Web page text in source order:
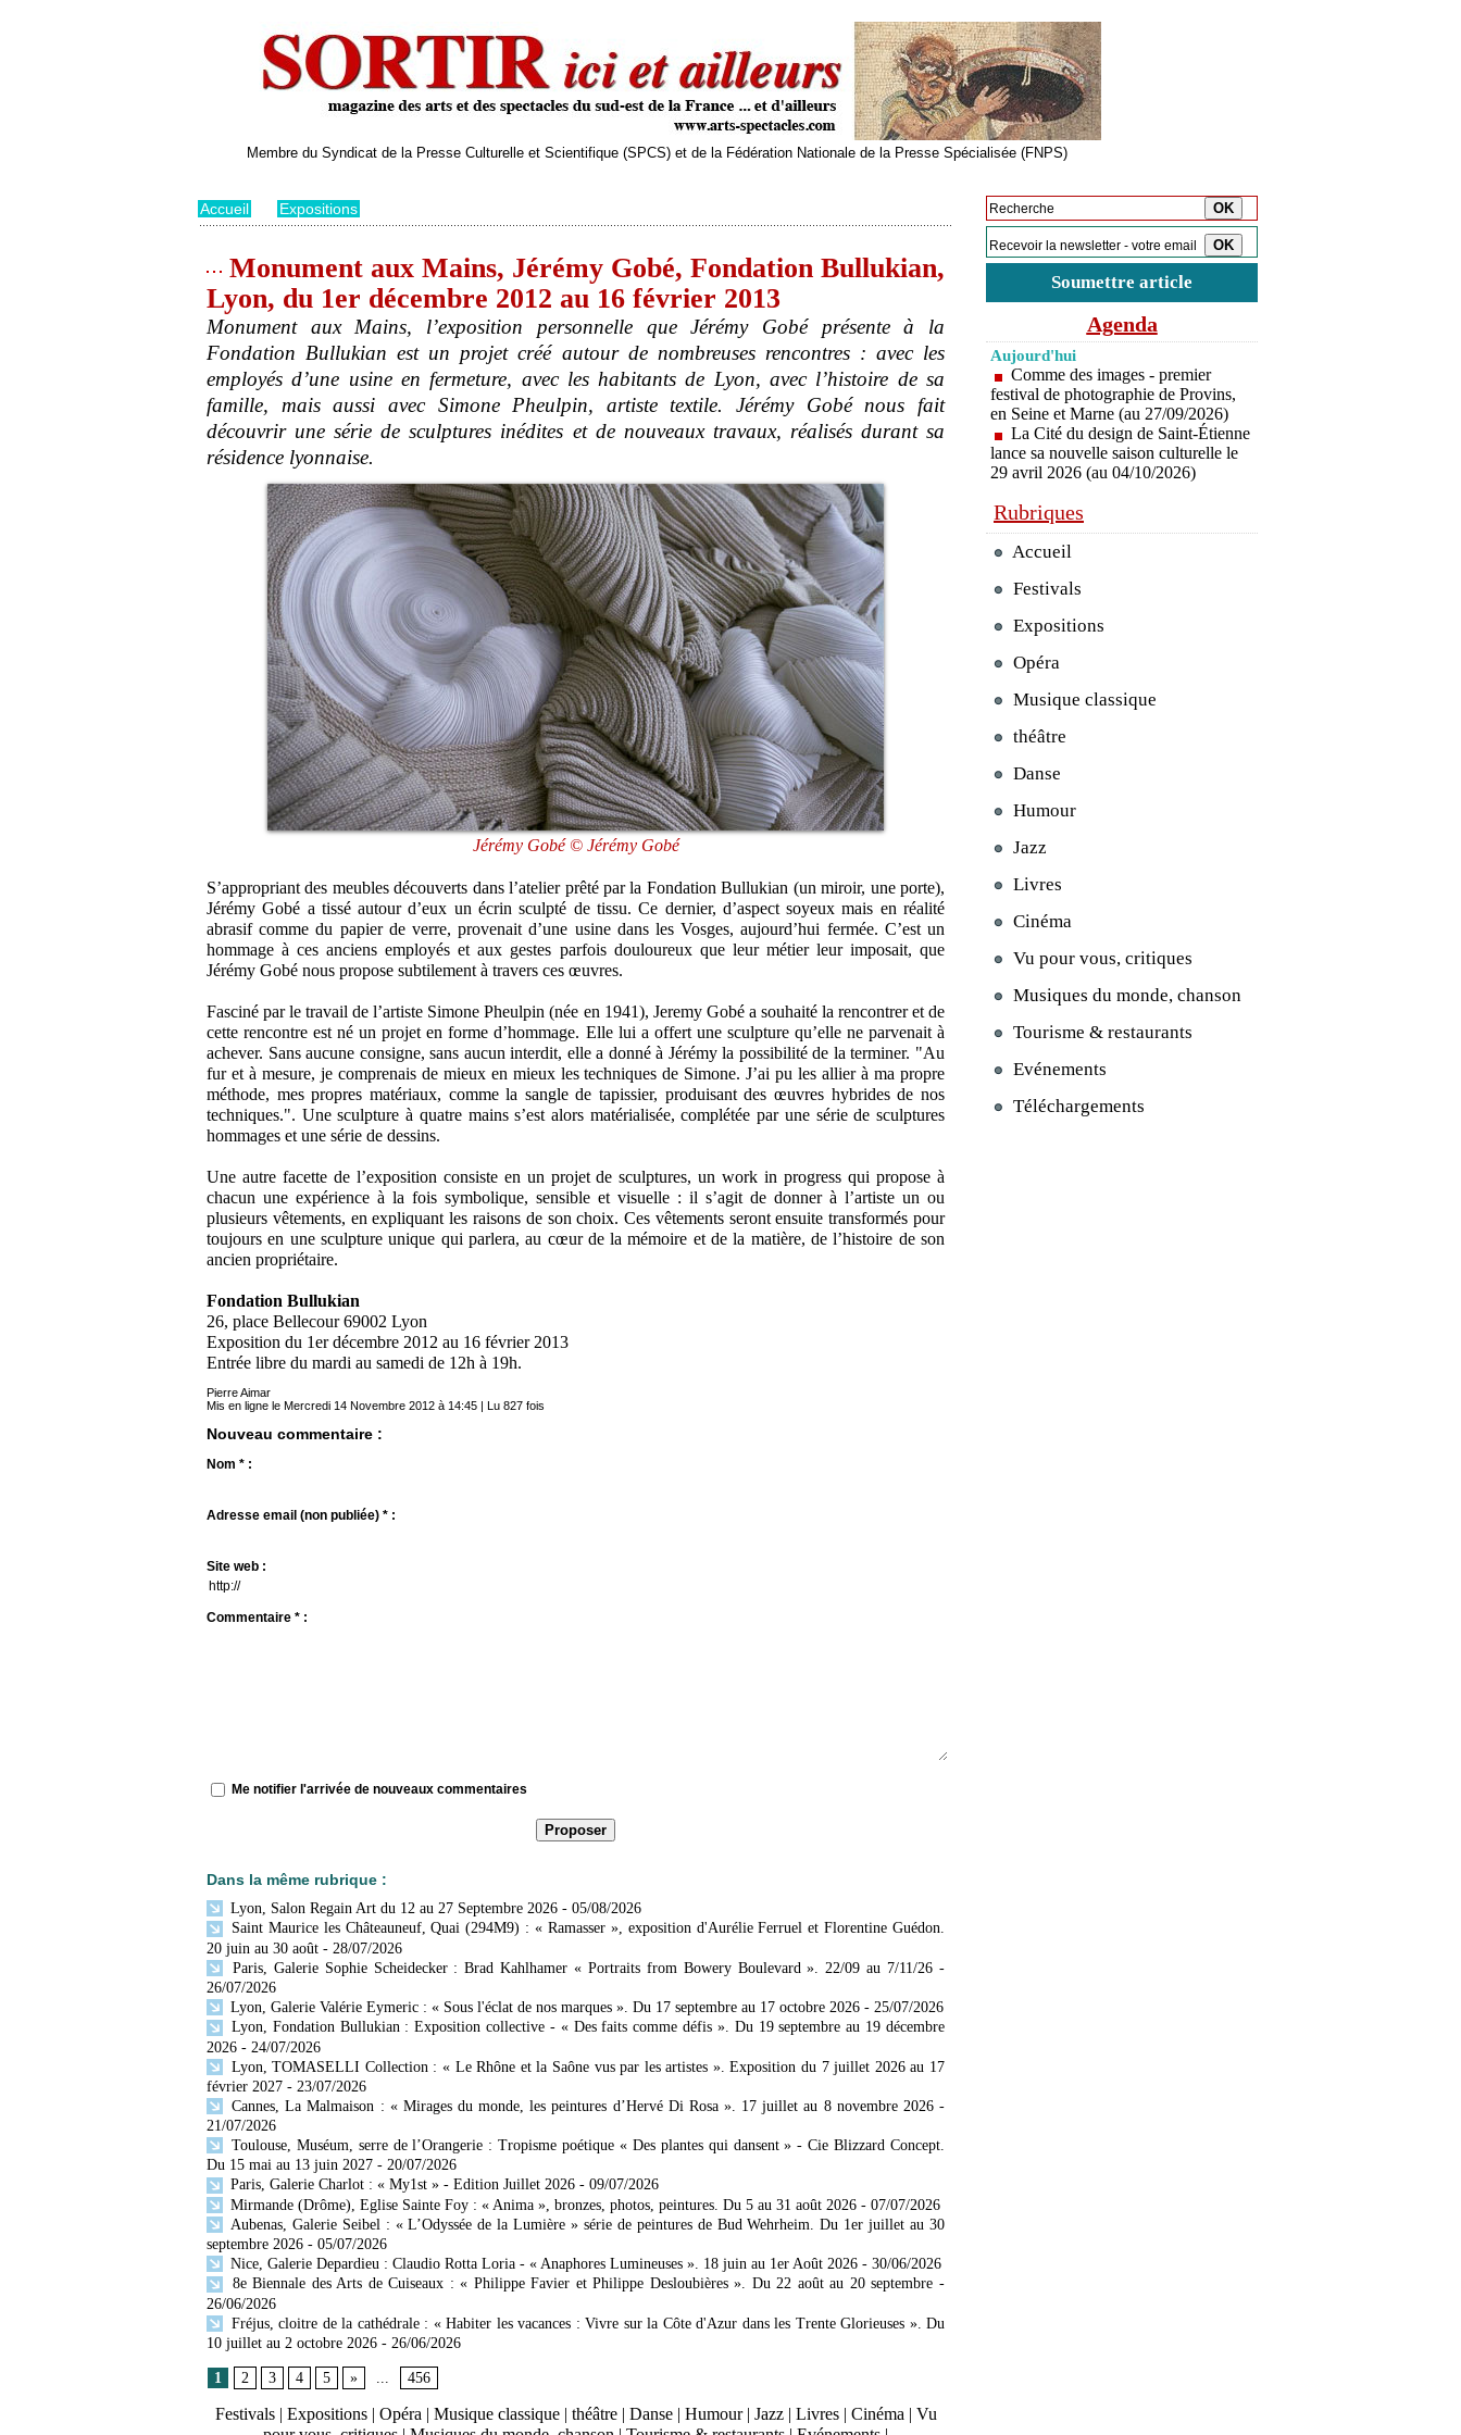
Membre du Syndicat de la Presse Culturelle et Scientifique (SPCS) et de la Fédération Nationale de la Presse Spécialisée (FNPS)
Accueil Expositions
Monument aux Mains, Jérémy Gobé, Fondation Bullukian,
Lyon, du 1er décembre 2012 au 16 février 2013
Monument aux Mains, l’exposition personnelle que Jérémy Gobé présente à la
Fondation Bullukian est un projet créé autour de nombreuses rencontres : avec les
employés d’une usine en fermeture, avec les habitants de Lyon, avec l’histoire de sa
famille, mais aussi avec Simone Pheulpin, artiste textile. Jérémy Gobé nous fait
découvrir une série de sculptures inédites et de nouveaux travaux, réalisés durant sa
résidence lyonnaise.
Jérémy Gobé © Jérémy Gobé
S’appropriant des meubles découverts dans l’atelier prêté par la Fondation Bullukian (un miroir, une porte),
Jérémy Gobé a tissé autour d’eux un écrin sculpté de tissu. Ce dernier, d’aspect soyeux mais en réalité
abrasif comme du papier de verre, provenait d’une usine dans les Vosges, aujourd’hui fermée. C’est un
hommage à ces anciens employés et aux gestes parfois douloureux que leur métier leur imposait, que
Jérémy Gobé nous propose subtilement à travers ces œuvres.
Fasciné par le travail de l’artiste Simone Pheulpin (née en 1941), Jeremy Gobé a souhaité la rencontrer et de
cette rencontre est né un projet en forme d’hommage. Elle lui a offert une sculpture qu’elle ne parvenait à
achever. Sans aucune consigne, sans aucun interdit, elle a donné à Jérémy la possibilité de la terminer. "Au
fur et à mesure, je comprenais de mieux en mieux les techniques de Simone. J’ai pu les allier à ma propre
méthode, mes propres matériaux, comme la sangle de tapissier, produisant des œuvres hybrides de nos
techniques.". Une sculpture à quatre mains s’est alors matérialisée, complétée par une série de sculptures
hommages et une série de dessins.
Une autre facette de l’exposition consiste en un projet de sculptures, un work in progress qui propose à
chacun une expérience à la fois symbolique, sensible et visuelle : il s’agit de donner à l’artiste un ou
plusieurs vêtements, en expliquant les raisons de son choix. Ces vêtements seront ensuite transformés pour
toujours en une sculpture unique qui parlera, au cœur de la mémoire et de la matière, de l’histoire de son
ancien propriétaire.
Fondation Bullukian
26, place Bellecour 69002 Lyon
Exposition du 1er décembre 2012 au 16 février 2013
Entrée libre du mardi au samedi de 12h à 19h.
Pierre Aimar
Mis en ligne le Mercredi 14 Novembre 2012 à 14:45 | Lu 827 fois
Nouveau commentaire :
Nom * :
Adresse email (non publiée) * :
Site web :
Commentaire * :
Me notifier l'arrivée de nouveaux commentaires
Dans la même rubrique :
Lyon, Salon Regain Art du 12 au 27 Septembre 2026 - 05/08/2026
Saint Maurice les Châteauneuf, Quai (294M9) : « Ramasser », exposition d'Aurélie Ferruel et Florentine Guédon.
20 juin au 30 août - 28/07/2026
Paris, Galerie Sophie Scheidecker : Brad Kahlhamer « Portraits from Bowery Boulevard ». 22/09 au 7/11/26 -
26/07/2026
Lyon, Galerie Valérie Eymeric : « Sous l'éclat de nos marques ». Du 17 septembre au 17 octobre 2026 - 25/07/2026
Lyon, Fondation Bullukian : Exposition collective - « Des faits comme défis ». Du 19 septembre au 19 décembre
2026 - 24/07/2026
Lyon, TOMASELLI Collection : « Le Rhône et la Saône vus par les artistes ». Exposition du 7 juillet 2026 au 17
février 2027 - 23/07/2026
Cannes, La Malmaison : « Mirages du monde, les peintures d’Hervé Di Rosa ». 17 juillet au 8 novembre 2026 -
21/07/2026
Toulouse, Muséum, serre de l’Orangerie : Tropisme poétique « Des plantes qui dansent » - Cie Blizzard Concept.
Du 15 mai au 13 juin 2027 - 20/07/2026
Paris, Galerie Charlot : « My1st » - Edition Juillet 2026 - 09/07/2026
Mirmande (Drôme), Eglise Sainte Foy : « Anima », bronzes, photos, peintures. Du 5 au 31 août 2026 - 07/07/2026
Aubenas, Galerie Seibel : « L’Odyssée de la Lumière » série de peintures de Bud Wehrheim. Du 1er juillet au 30
septembre 2026 - 05/07/2026
Nice, Galerie Depardieu : Claudio Rotta Loria - « Anaphores Lumineuses ». 18 juin au 1er Août 2026 - 30/06/2026
8e Biennale des Arts de Cuiseaux : « Philippe Favier et Philippe Desloubières ». Du 22 août au 20 septembre -
26/06/2026
Fréjus, cloitre de la cathédrale : « Habiter les vacances : Vivre sur la Côte d'Azur dans les Trente Glorieuses ». Du
10 juillet au 2 octobre 2026 - 26/06/2026
1 2 3 4 5 » ... 456
Festivals | Expositions | Opéra | Musique classique | théâtre | Danse | Humour | Jazz | Livres | Cinéma | Vu
Soumettre article
Agenda
Aujourd'hui
Comme des images - premier
festival de photographie de Provins,
en Seine et Marne (au 27/09/2026)
La Cité du design de Saint-Étienne
lance sa nouvelle saison culturelle le
29 avril 2026 (au 04/10/2026)
Rubriques
Accueil
Festivals
Expositions
Opéra
Musique classique
théâtre
Danse
Humour
Jazz
Livres
Cinéma
Vu pour vous, critiques
Musiques du monde, chanson
Tourisme & restaurants
Evénements
Téléchargements